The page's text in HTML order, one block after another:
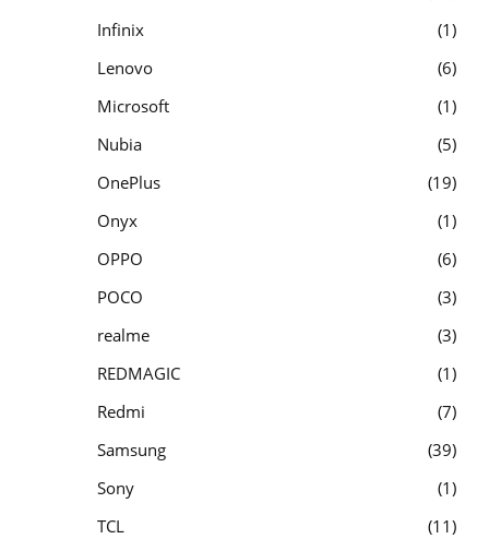
Infinix
1
Lenovo
6
Microsoft
1
Nubia
5
OnePlus
19
Onyx
1
OPPO
6
POCO
3
realme
3
REDMAGIC
1
Redmi
7
Samsung
39
Sony
1
TCL
11